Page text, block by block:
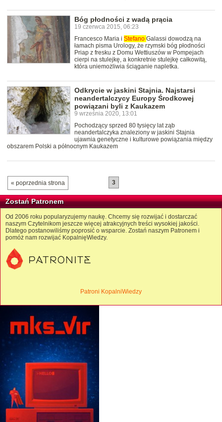
Bóg płodności z wadą prącia
19 czerwca 2015, 06:23
Francesco Maria i Stefano Galassi dowodzą na
łamach pisma Urology, że rzymski bóg płodności
Priap z fresku z Domu Wettiuszów w Pompejach
cierpi na stulejkę, a konkretnie stulejkę całkowitą,
która uniemożliwia ściąganie napletka.
Odkrycie w jaskini Stajnia. Najstarsi
neandertalczycy Europy Środkowej
powiązani byli z Kaukazem
9 września 2020, 13:01
Pochodzący sprzed 80 tysięcy lat ząb
neandertalczyka znaleziony w jaskini Stajnia
ujawnia genetyczne i kulturowe powiązania między
obszarem Polski a północnym Kaukazem
« poprzednia strona 3
Zostań Patronem
Od 2006 roku popularyzujemy naukę. Chcemy się rozwijać i dostarczać
naszym Czytelnikom jeszcze więcej atrakcyjnych treści wysokiej jakości.
Dlatego postanowiliśmy poprosić o wsparcie. Zostań naszym Patronem i
pomóż nam rozwijać KopalnięWiedzy.
Patroni KopalniWiedzy